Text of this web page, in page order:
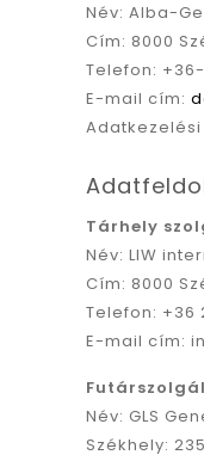
Név: Alba-
Cím: 8000
Telefon:
E-mail cím:
Tárhely
Név: LIW
Cím: 8000
Telefon: +36
E-mail cím:
Név: GLS
Székhely: